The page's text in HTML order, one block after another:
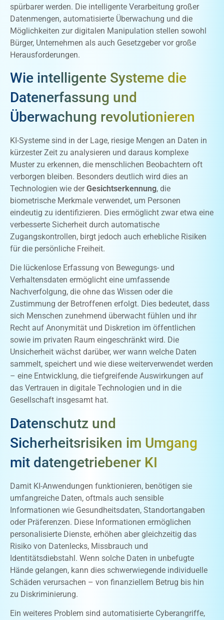
spürbarer werden. Die intelligente Verarbeitung großer
Datenmengen, automatisierte Überwachung und die
Möglichkeiten zur digitalen Manipulation stellen sowohl
Bürger, Unternehmen als auch Gesetzgeber vor große
Herausforderungen.
Wie intelligente Systeme die
Datenerfassung und
Überwachung revolutionieren
KI-Systeme sind in der Lage, riesige Mengen an Daten in
kürzester Zeit zu analysieren und daraus komplexe
Muster zu erkennen, die menschlichen Beobachtern oft
verborgen bleiben. Besonders deutlich wird dies an
Technologien wie derGesichtserkennung, die
biometrische Merkmale verwendet, um Personen
eindeutig zu identifizieren. Dies ermöglicht zwar etwa eine
verbesserte Sicherheit durch automatische
Zugangskontrollen, birgt jedoch auch erhebliche Risiken
für die persönliche Freiheit.
Die lückenlose Erfassung von Bewegungs- und
Verhaltensdaten ermöglicht eine umfassende
Nachverfolgung, die ohne das Wissen oder die
Zustimmung der Betroffenen erfolgt. Dies bedeutet, dass
sich Menschen zunehmend überwacht fühlen und ihr
Recht auf Anonymität und Diskretion im öffentlichen
sowie im privaten Raum eingeschränkt wird. Die
Unsicherheit wächst darüber, wer wann welche Daten
sammelt, speichert und wie diese weiterverwendet werden
– eine Entwicklung, die tiefgreifende Auswirkungen auf
das Vertrauen in digitale Technologien und in die
Gesellschaft insgesamt hat.
Datenschutz und
Sicherheitsrisiken im Umgang
mit datengetriebener KI
Damit KI-Anwendungen funktionieren, benötigen sie
umfangreiche Daten, oftmals auch sensible
Informationen wie Gesundheitsdaten, Standortangaben
oder Präferenzen. Diese Informationen ermöglichen
personalisierte Dienste, erhöhen aber gleichzeitig das
Risiko von Datenlecks, Missbrauch und
Identitätsdiebstahl. Wenn solche Daten in unbefugte
Hände gelangen, kann dies schwerwiegende individuelle
Schäden verursachen – von finanziellem Betrug bis hin
zu Diskriminierung.
Ein weiteres Problem sind automatisierte Cyberangriffe,